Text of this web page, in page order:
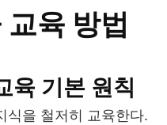
육 방법
육 기본 원칙
식을 철저히 교육한다.